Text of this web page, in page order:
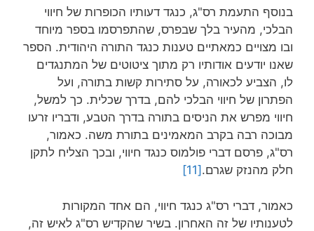
בנוסף התעמת רס"ג, כנגד דעותיו הכופרות של חיווי
הבלכי, מהעיר בלך שבפרס, שהתפרסמו בספר מיוחד
ובו מצויים כמאתיים טענות כנגד התורה היהודית. הספר
שאנו יודעים אודותיו רק מתוך ציטוטים של המתנגדים
לו, הצביע לכאורה, על סתירות קשות בתורה, ועל
הפתרון של חיווי הבלכי להם, בדרך שכלית. כך למשל,
חיווי מפרש את הניסים בתורה בדרך הטבע, ודבריו זרעו
מבוכה רבה בקרב המאמינים בתורת משה. כאמור,
רס"ג, פרסם דברי פולמוס כנגד חיווי, ובכך הצליח לתקן
חלק מהנזק שגרם. [11]
כאמור, דברי רס"ג כנגד חיווי, הם אחד המקורות
לטענותיו של זה האחרון. בשיר שהקדיש רס"ג לאיש זה,